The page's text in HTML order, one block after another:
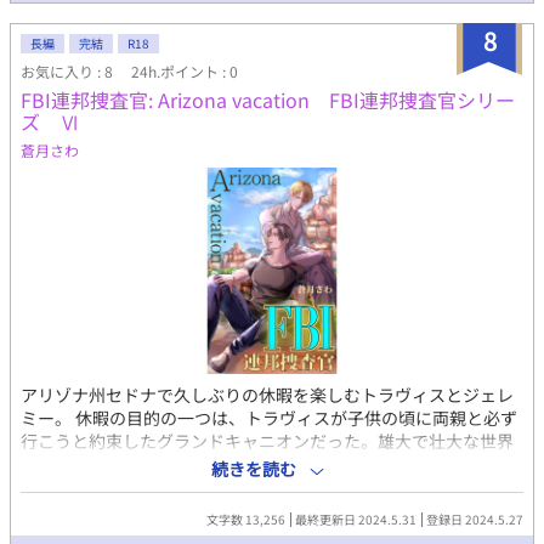
もとに、彼は海直を自分好みに育て始めるのだった。 「小さな恋
人」がクラレンス(受け)視点、「恋人は王子様」が海直(攻め)視点
です。 ※男性妊娠のできる世界です。 ※ 「抱いて欲しいと言えな
くて」「偽りの運命」「愛してるは言えない台詞」「僕が抱かれ
るはずがない！」(「運命の恋」シリーズ)と同じ世界観で、若干関
わりがあります。 ※少年（育ちます）×美形隠れガチムチです。
※ムーンライトノベルズ様、pixiv様にも投稿しています。
8
長編 完結 R18
お気に入り : 8 24h.ポイント : 0
FBI連邦捜査官: Arizona vacation FBI連邦捜査官シリー
ズ Ⅵ
蒼月さわ
アリゾナ州セドナで久しぶりの休暇を楽しむトラヴィスとジェレ
ミー。 休暇の目的の一つは、トラヴィスが子供の頃に両親と必ず
行こうと約束したグランドキャニオンだった。雄大で壮大な世界
屈指の大峡谷に、トラヴィスは両親との約束を果たせたとジェレ
ミーへ感謝をし、ジェレミーもまたトラヴィスが喜んでくれたこ
とを嬉しく思った。 その後二人は滞在地のセドナで何てことのな
い日常を満喫するが、トラヴィスが立ち寄ったコーヒーショップ
続きを読む
文字数 13,256 最終更新日 2024.5.31 登録日 2024.5.27